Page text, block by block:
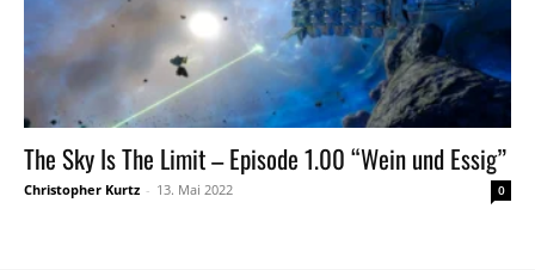
The Sky Is The Limit – Episode 1.00 “Wein und Essig”
Christopher Kurtz - 13. Mai 2022 0